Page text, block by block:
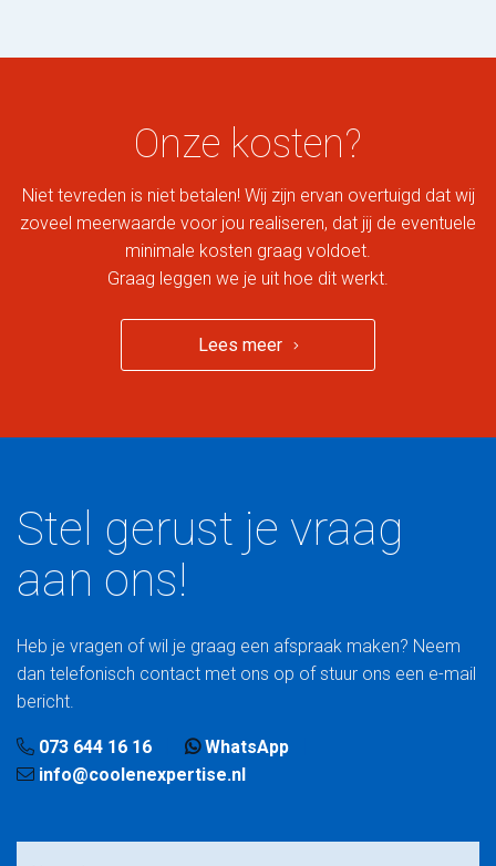
Onze kosten?
Niet tevreden is niet betalen! Wij zijn ervan overtuigd dat wij
zoveel meerwaarde voor jou realiseren, dat jij de eventuele
minimale kosten graag voldoet.
Graag leggen we je uit hoe dit werkt.
Lees meer
Stel gerust je vraag
aan ons!
Heb je vragen of wil je graag een afspraak maken? Neem
dan telefonisch contact met ons op of stuur ons een e-mail
bericht.
073 644 16 16
WhatsApp
info@coolenexpertise.nl